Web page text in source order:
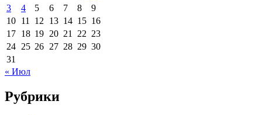
3
4 5 6 7 8
9
10 11 12 13 14 15 16
17 18 19 20 21 22 23
24 25 26 27 28 29 30
31
« Июл
Рубрики